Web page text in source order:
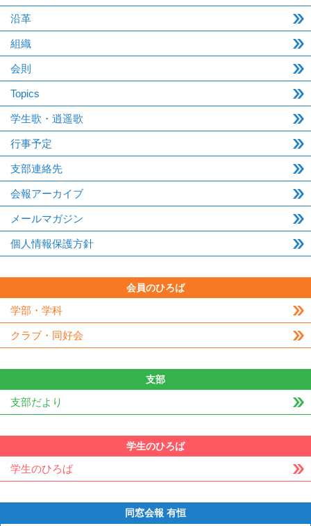
沿革
組織
会則
Topics
学生歌・逍遥歌
行事予定
支部連絡先
会報アーカイブ
メールマガジン
個人情報保護方針
会員のひろば
学部・学科
クラブ・同好会
支部
支部だより
学生のひろば
学生のひろば
同窓会報 有恒